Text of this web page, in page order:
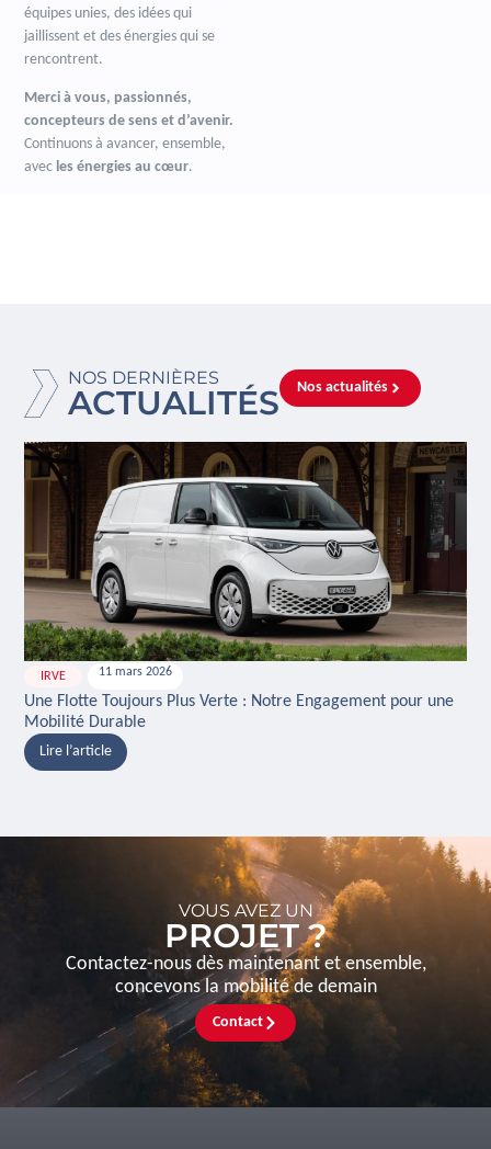
équipes unies, des idées qui
jaillissent et des énergies qui se
rencontrent.
Merci à vous, passionnés,
concepteurs de sens et d’avenir.
Continuons à avancer, ensemble,
avec les énergies au cœur.
NOS DERNIÈRES
ACTUALITÉS Nos actualités
IRVE 11 mars 2026
Une Flotte Toujours Plus Verte : Notre Engagement pour une
Mobilité Durable
Lire l’article
VOUS AVEZ UN
PROJET ?
Contactez-nous dès maintenant et ensemble,
concevons la mobilité de demain
Contact